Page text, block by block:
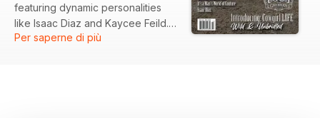
featuring dynamic personalities
like Isaac Diaz and Kaycee Feild.
Get inspired by the fierce passion
Per saperne di più